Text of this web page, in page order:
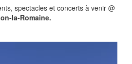
spectacles et concerts à venir @
la-Romaine.